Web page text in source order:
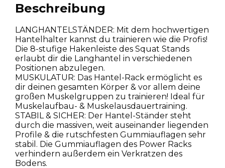
Beschreibung
LANGHANTELSTÄNDER: Mit dem hochwertigen
Hantelhalter kannst du trainieren wie die Profis!
Die 8-stufige Hakenleiste des Squat Stands
erlaubt dir die Langhantel in verschiedenen
Positionen abzulegen.
MUSKULATUR: Das Hantel-Rack ermöglicht es
dir deinen gesamten Körper & vor allem deine
großen Muskelgruppen zu trainieren! Ideal für
Muskelaufbau- & Muskelausdauertraining.
STABIL & SICHER: Der Hantel-Ständer steht
durch die massiven, weit auseinander liegenden
Profile & die rutschfesten Gummiauflagen sehr
stabil. Die Gummiauflagen des Power Racks
verhindern außerdem ein Verkratzen des
Bodens.